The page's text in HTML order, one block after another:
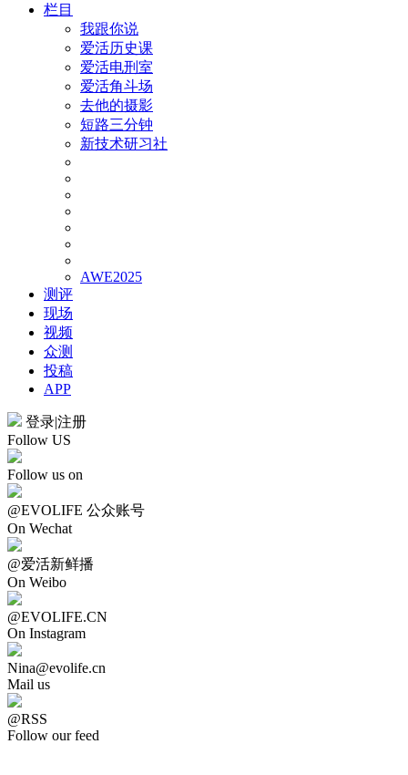
栏目
我跟你说
爱活历史课
爱活电刑室
爱活角斗场
去他的摄影
短路三分钟
新技术研习社
AWE2025
测评
现场
视频
众测
投稿
APP
登录|注册
Follow US
Follow us on
@EVOLIFE 公众账号
On Wechat
@爱活新鲜播
On Weibo
@EVOLIFE.CN
On Instagram
Nina@evolife.cn
Mail us
@RSS
Follow our feed